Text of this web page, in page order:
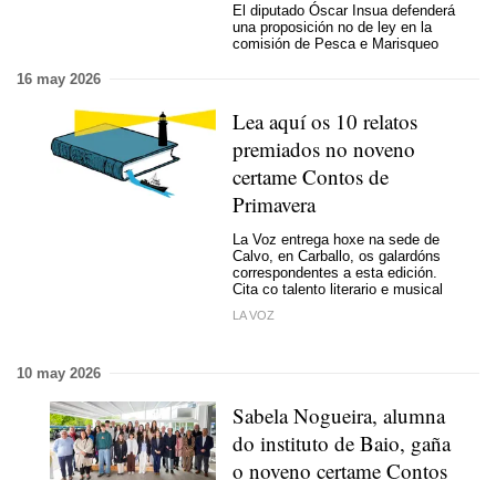
El diputado Óscar Insua defenderá
una proposición no de ley en la
comisión de Pesca e Marisqueo
16 may 2026
Lea aquí os 10 relatos
premiados no noveno
certame Contos de
Primavera
La Voz entrega hoxe na sede de
Calvo, en Carballo, os galardóns
correspondentes a esta edición.
Cita co talento literario e musical
LA VOZ
10 may 2026
Sabela Nogueira, alumna
do instituto de Baio, gaña
o noveno certame Contos